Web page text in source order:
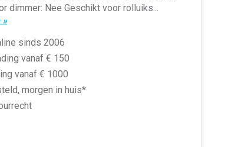
dimmer: Nee Geschikt voor rolluiks...
sinds 2006
vanaf € 150
vanaf € 1000
morgen in huis*